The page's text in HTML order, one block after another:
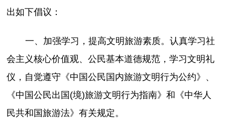
出如下倡议：
一、加强学习，提高文明旅游素质。认真学习社
会主义核心价值观、公民基本道德规范，学习文明礼
仪，自觉遵守《中国公民国内旅游文明行为公约》、
《中国公民出国(境)旅游文明行为指南》和《中华人
民共和国旅游法》有关规定。